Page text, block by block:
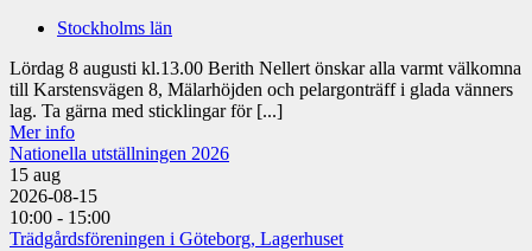
Stockholms län
Lördag 8 augusti kl.13.00 Berith Nellert önskar alla varmt välkomna
till Karstensvägen 8, Mälarhöjden och pelargonträff i glada vänners
lag. Ta gärna med sticklingar för [...]
Mer info
Nationella utställningen 2026
15 aug
2026-08-15
10:00 - 15:00
Trädgårdsföreningen i Göteborg, Lagerhuset